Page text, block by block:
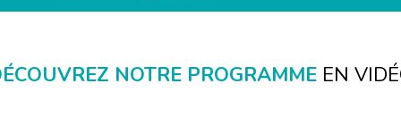
NOTRE PROGRAMME EN